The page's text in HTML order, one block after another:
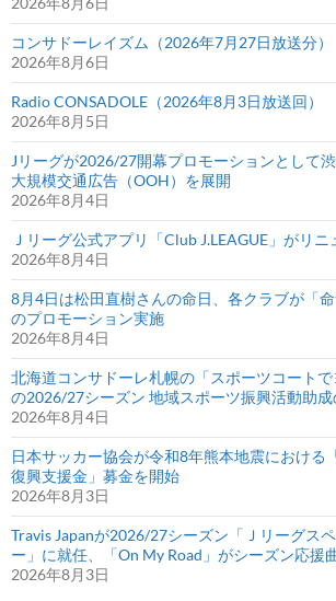
コンサドーレイズム（2026年7月27日放送分）
2026年8月6日
Radio CONSADOLE（2026年8月3日放送回）
2026年8月5日
Jリーグが2026/27開幕プロモーションとして
大規模交通広告（OOH）を展開
2026年8月4日
Ｊリーグ公式アプリ「Club J.LEAGUE」がリニ
2026年8月4日
8月4日は松田直樹さんの命日、各クラブが「命
のプロモーション実施
2026年8月4日
北海道コンサドーレ札幌の「スポーツコート
の2026/27シーズン 地域スポーツ振興活動助成
2026年8月4日
日本サッカー協会が令和8年熊本地震における
復興支援金」募金を開始
2026年8月3日
Travis Japanが2026/27シーズン「Ｊリーグス
ー」に就任、「On My Road」がシーズン応援
2026年8月3日